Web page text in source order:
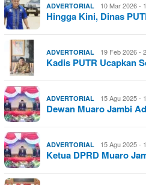
ADVERTORIAL 10 Mar 2026 -
Hingga Kini, Dinas
ADVERTORIAL 19 Feb 2026 -
Kadis PUTR Ucapkan
ADVERTORIAL 15 Agu 2025 -
Dewan Muaro Jambi
ADVERTORIAL 15 Agu 2025 -
Ketua DPRD Muaro